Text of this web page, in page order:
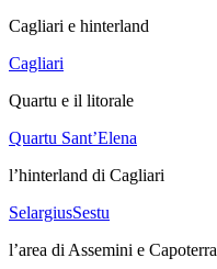
Cagliari e hinterland
Cagliari
Quartu e il litorale
Quartu Sant’Elena
l’hinterland di Cagliari
SelargiusSestu
l’area di Assemini e Capoterra